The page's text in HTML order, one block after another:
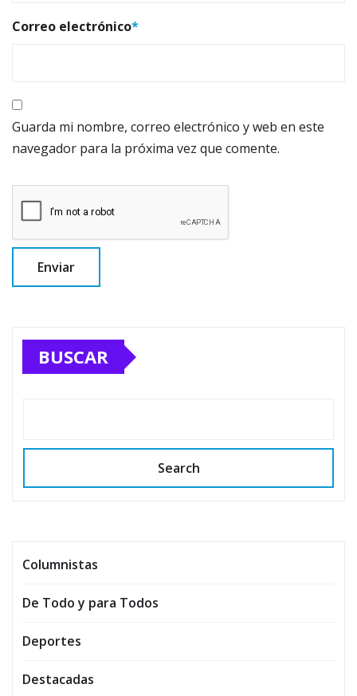
Correo electrónico*
Guarda mi nombre, correo electrónico y web en este
navegador para la próxima vez que comente.
BUSCAR
Search
Columnistas
De Todo y para Todos
Deportes
Destacadas